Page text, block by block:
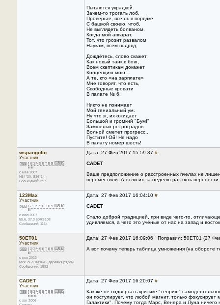
Пытаются украдкой
Зачем-то трогать лоб.
Проверьте, всё ль в порядке
С башкой своею, чтоб,
Не выглядеть болваном,
Когда мой аппарат,
Тот, что грозит развалом
Наукам, всем подряд,
Дождётесь, слово скажет,
Как новый танк в бою,
Всем скептикам докажет
Концепцию мою…
А те, кто «на зарплате»
Мне говорят, что есть,
Свободные кровати
В палате № 6.
Никто не понимает
Мой гениальный ум.
Ну что ж, их ожидает
Большой и громкий "Бум!"
Замшелых ретроградов
Волной сметет прогресс...
Пустите! Ой! Не надо
В палату номер шесть!
wspangolin
Участник
с мая 2007
N54*30; S36*14
Сообщений: 397
Дата: 27 Фев 2017 15:59:37 #
CADET
Ваше предположение о расстроенных пчелах не
переместили. А если их за неделю раз пять
123Max
Участник
с июл 2007
55.6, 37.3 50RS108
Сообщений: 1164
Дата: 27 Фев 2017 16:04:10 #
CADET
Стало доброй традицией, при виде чего-то,
удивляемся, а чего это учёные от нас на запад и
50ET01
Участник
с ноя 2013
Мск. обл, Казань, деревня рядом
Сообщений: 1592
Дата: 27 Фев 2017 16:09:06 · Поправил: 50ET01 (27
А вот почему теперь таблица умножения (на обороте
CADET
Участник
с авг 2006
Дата: 27 Фев 2017 16:20:07 #
Как же не подвергать критике "теорию"
он постулирует, что любой магнит, только
Галактики". Почему тогда Марс, Венера и Луна